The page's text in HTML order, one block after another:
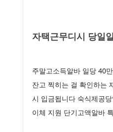
자택근무디시 당일
주말고소득알바 일당 40
잔고 찍히는 걸 확인하는
시 입금됩니다 숙식제공
이체 지원 단기고액알바